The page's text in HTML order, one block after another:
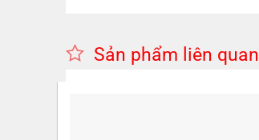
Sản phẩm liên quan